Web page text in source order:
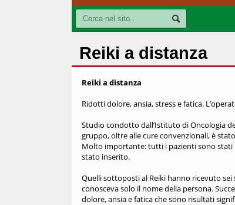
Reiki a distanza
Reiki a distanza
Ridotti dolore, ansia, stress e fatica.
Studio condotto dall’Istituto di Oncologia
gruppo, oltre alle cure convenzionali, è
Molto importante: tutti i pazienti sono stati
stato inserito.
Quelli sottoposti al Reiki hanno ricevuto sei
conosceva solo il nome della persona.
dolore, ansia e fatica che sono risultati